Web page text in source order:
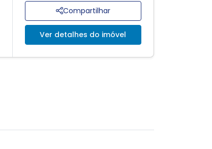
Compartilhar
Ver detalhes do imóvel